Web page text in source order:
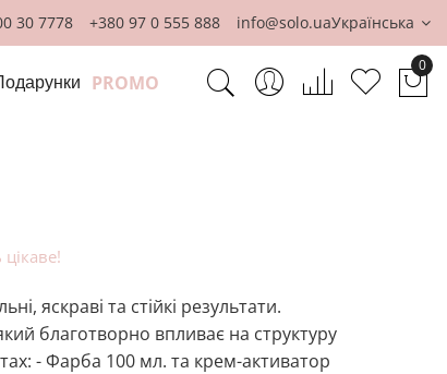
30 7778 +380 97 0 555 888 info@solo.uaУкраїнська
PROMO
0
яскраві та стійкі результати.
благотворно впливає на структуру
- Фарба 100 мл. та крем-активатор